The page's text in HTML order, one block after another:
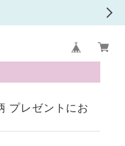
プレゼントにお